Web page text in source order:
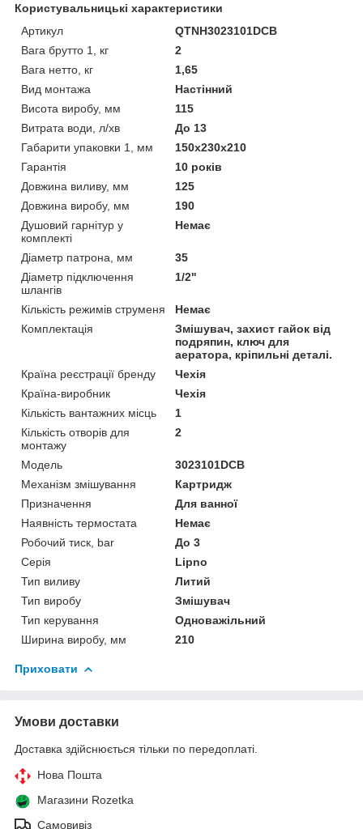
Користувальницькі характеристики
Артикул
QTNH3023101DCB
Вага брутто 1, кг
2
Вага нетто, кг
1,65
Вид монтажа
Настінний
Висота виробу, мм
115
Витрата води, л/хв
До 13
Габарити упаковки 1, мм
150х230х210
Гарантія
10 років
Довжина виливу, мм
125
Довжина виробу, мм
190
Душовий гарнітур у
комплекті
Немає
Діаметр патрона, мм
35
Діаметр підключення
шлангів
1/2"
Кількість режимів струменя
Немає
Комплектація
Змішувач, захист гайок від
подряпин, ключ для
аератора, кріпильні деталі.
Країна реєстрації бренду
Чехія
Країна-виробник
Чехія
Кількість вантажних місць
1
Кількість отворів для
монтажу
2
Мoдель
3023101DCB
Механізм змішування
Картридж
Призначення
Для ванної
Наявність термостата
Немає
Робочий тиск, bar
До 3
Серія
Lipno
Тип виливу
Литий
Тип виробу
Змішувач
Тип керування
Одноважільний
Ширина виробу, мм
210
Приховати
Умови доставки
Доставка здійснюється тільки по передоплаті.
Нова Пошта
Магазини Rozetka
Самовивіз